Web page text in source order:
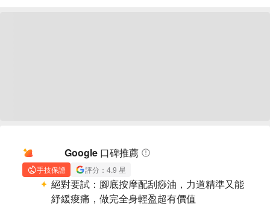
Google 口碑推薦
手技保證 評分：4.9 星
絕對要試： 腳底按摩配刮痧油，力道精準又能
紓緩痠痛，做完全身輕盈超有價值